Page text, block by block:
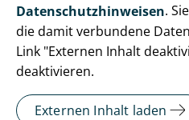
Datenschutzhinweisen.
die damit verbundene
Link "Externen Inhalt
deaktivieren.
Externen Inhalt laden